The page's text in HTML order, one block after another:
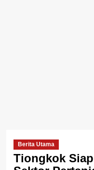
Berita Utama
Tiongkok